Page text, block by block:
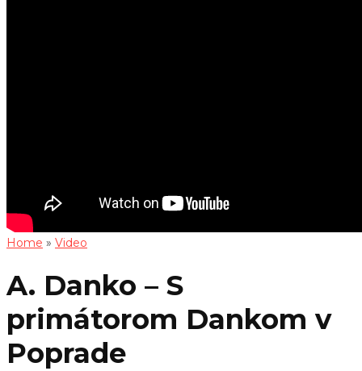
Home » Video
A. Danko – S
primátorom Dankom v
Poprade